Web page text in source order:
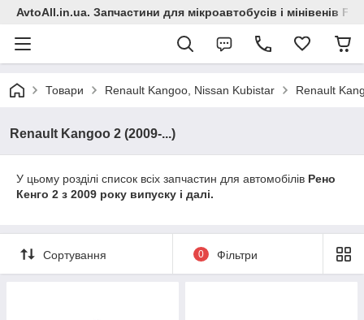
AvtoAll.in.ua. Запчастини для мікроавтобусів і мінівенів
Товари Renault Kangoo, Nissan Kubistar Renault
Renault Kangoo 2 (2009-...)
У цьому розділі список всіх запчастин для автомобілів Рено
Кенго 2 з 2009 року випуску і далі.
Сортування 0 Фільтри